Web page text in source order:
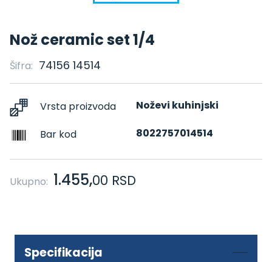
Nož ceramic set 1/4
Šifra: 74156 14514
Vrsta proizvoda Noževi kuhinjski
Bar kod 8022757014514
Ukupno: 1.455,00 RSD
Specifikacija